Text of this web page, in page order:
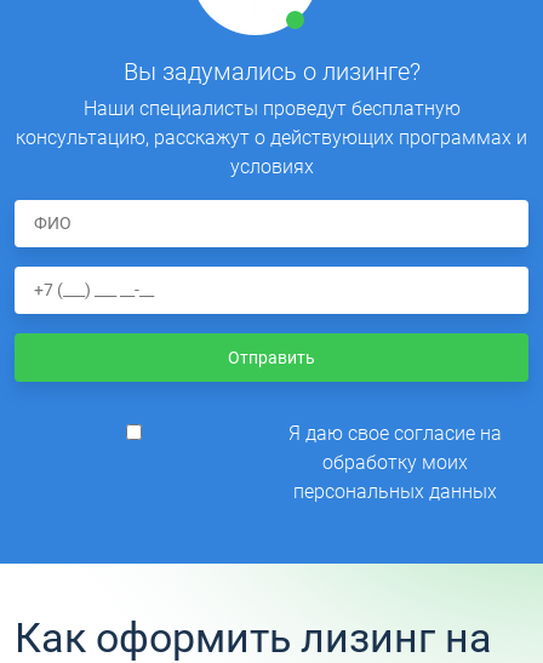
Вы задумались о лизинге?
Наши специалисты проведут бесплатную
консультацию, расскажут о действующих программах и
условиях
Отправить
Я даю свое согласие на
обработку моих
персональных данных
Как оформить лизинг на